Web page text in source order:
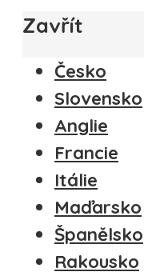
Zavřít
Česko
Slovensko
Anglie
Francie
Itálie
Maďarsko
Španělsko
Rakousko